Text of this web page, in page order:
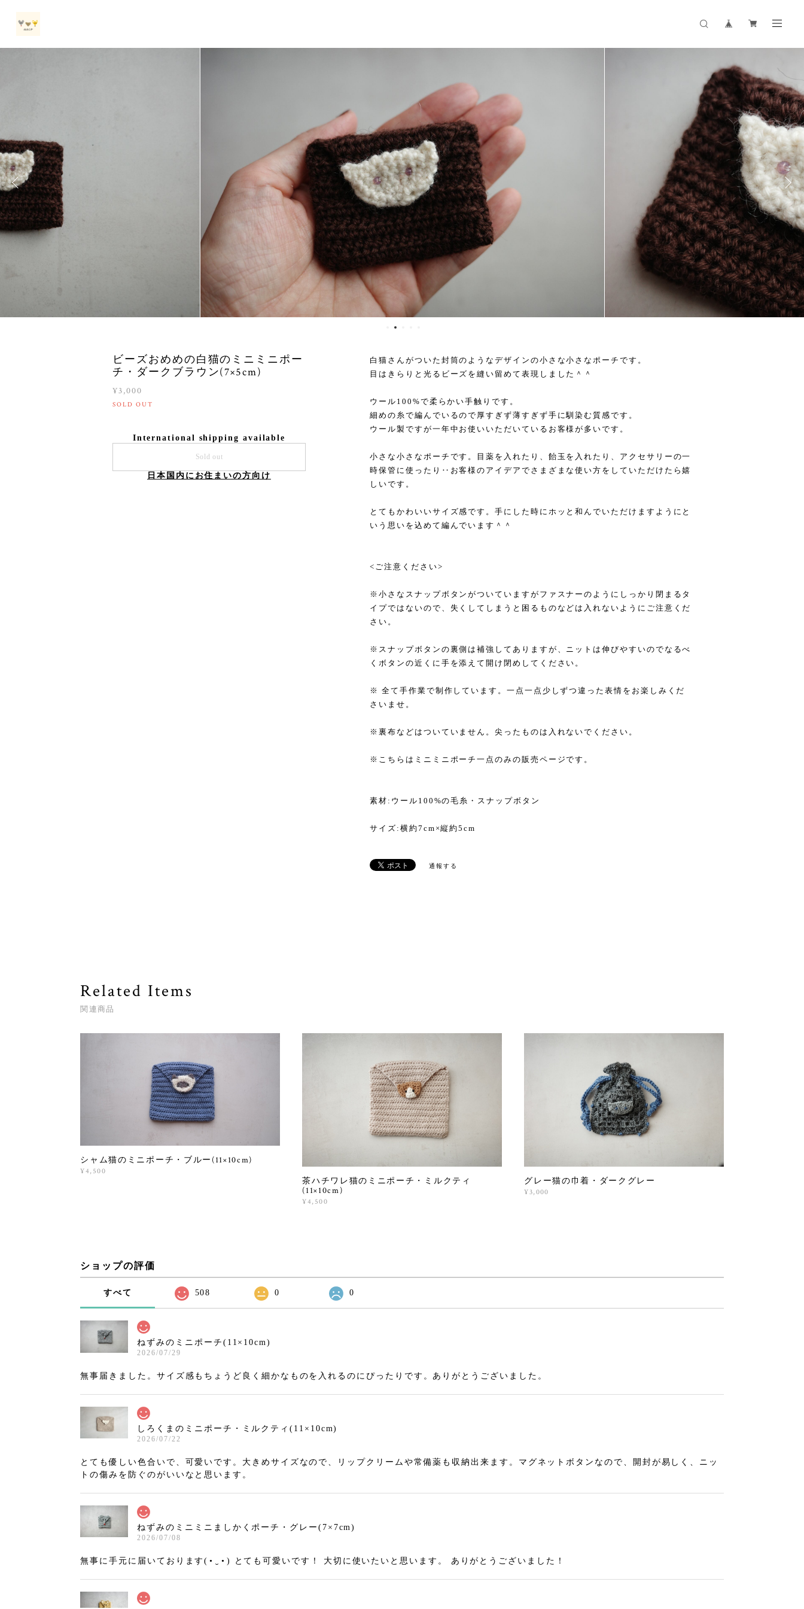
ビーズおめめの白猫のミニミニポー
チ・ダークブラウン(7×5cm)
¥3,000
SOLD OUT
International shipping available
Sold out
日本国内にお住まいの方向け
白猫さんがついた封筒のようなデザインの小さな小さなポーチです。
目はきらりと光るビーズを縫い留めて表現しました＾＾
ウール100%で柔らかい手触りです。
細めの糸で編んでいるので厚すぎず薄すぎず手に馴染む質感です。
ウール製ですが一年中お使いいただいているお客様が多いです。
小さな小さなポーチです。目薬を入れたり、飴玉を入れたり、アクセサリーの一
時保管に使ったり‥お客様のアイデアでさまざまな使い方をしていただけたら嬉
しいです。
とてもかわいいサイズ感です。手にした時にホッと和んでいただけますようにと
いう思いを込めて編んでいます＾＾
<ご注意ください>
※小さなスナップボタンがついていますがファスナーのようにしっかり閉まるタ
イプではないので、失くしてしまうと困るものなどは入れないようにご注意くだ
さい。
※スナップボタンの裏側は補強してありますが、ニットは伸びやすいのでなるべ
くボタンの近くに手を添えて開け閉めしてください。
※ 全て手作業で制作しています。一点一点少しずつ違った表情をお楽しみくだ
さいませ。
※裏布などはついていません。尖ったものは入れないでください。
※こちらはミニミニポーチ一点のみの販売ページです。
素材:ウール100%の毛糸・スナップボタン
サイズ:横約7cm×縦約5cm
通報する
Related Items
関連商品
シャム猫のミニポーチ・ブルー(11×10cm)
¥4,500
茶ハチワレ猫のミニポーチ・ミルクティ
(11×10cm)
¥4,500
グレー猫の巾着・ダークグレー
¥3,000
ショップの評価
すべて 508 0 0
ねずみのミニポーチ(11×10cm)
2026/07/29
無事届きました。サイズ感もちょうど良く細かなものを入れるのにぴったりです。ありがとうございました。
しろくまのミニポーチ・ミルクティ(11×10cm)
2026/07/22
とても優しい色合いで、可愛いです。大きめサイズなので、リップクリームや常備薬も収納出来ます。マグネットボタンなので、開封が易しく、ニッ
トの傷みを防ぐのがいいなと思います。
ねずみのミニミニましかくポーチ・グレー(7×7cm)
2026/07/08
無事に手元に届いております(⁠•⁠‿⁠•⁠) とても可愛いです！ 大切に使いたいと思います。 ありがとうございました！